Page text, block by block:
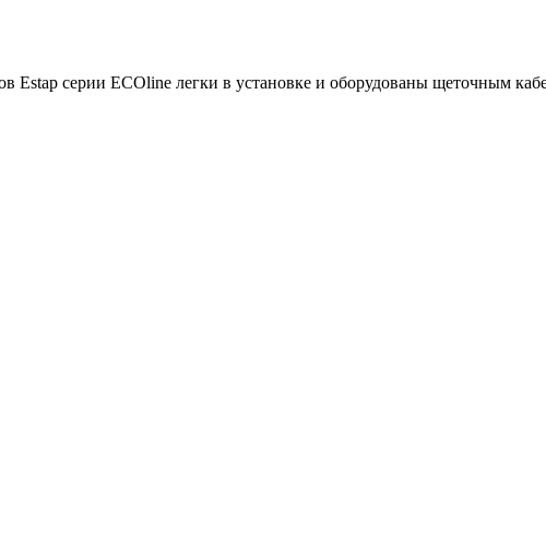
серии ECOline легки в установке и оборудованы щеточным